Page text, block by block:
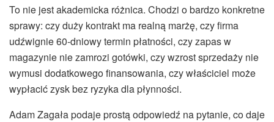
To nie jest akademicka różnica. Chodzi o bardzo konkretne
sprawy: czy duży kontrakt ma realną marżę, czy firma
udźwignie 60-dniowy termin płatności, czy zapas w
magazynie nie zamrozi gotówki, czy wzrost sprzedaży nie
wymusi dodatkowego finansowania, czy właściciel może
wypłacić zysk bez ryzyka dla płynności.
Adam Zagała podaje prostą odpowiedź na pytanie, co daje